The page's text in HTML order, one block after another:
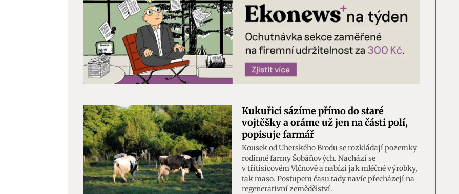
Kukuřici sázíme přímo do staré
vojtěšky a oráme už jen na části polí,
popisuje farmář
Kousek od Uherského Brodu se rozkládají pozemky
rodinné farmy Šobáňových. Nachází se
v třítisícovém Vlčnově a nabízí jak mléčné výrobky,
tak maso. Postupem času tady navíc přecházejí na
regenerativní zemědělství.